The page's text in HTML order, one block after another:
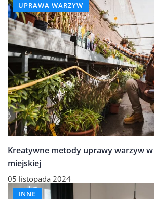
UPRAWA WARZYW
Kreatywne metody uprawy warzyw
miejskiej
05 listopada 2024
INNE